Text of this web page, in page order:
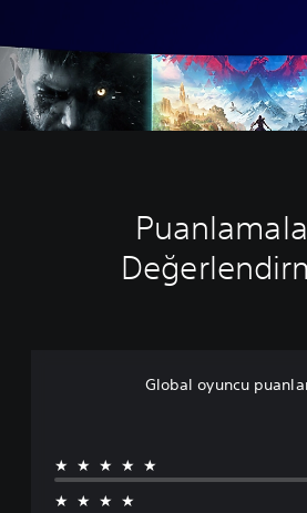
Global oyuncu
★★★★★
★★★★